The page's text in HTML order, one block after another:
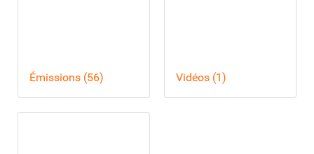
Émissions (56) Vidéos (1)